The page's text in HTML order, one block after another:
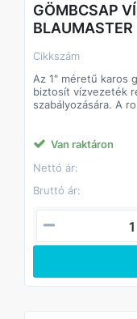
GÖMBCSAP
BLAUMASTER
Cikkszám
Az 1" méretű karos
biztosít vízvezeték
szabályozására. A
A karos
nyitást, illetve
(BB) menetes
beépíthető
Műszaki jellemzők:
• Méret: 1"
• Csatlakozás: BB
• Kivitel: karos
• Anyag: sárgaréz
• Háztartási
• Fűtési és vízellátó
Van raktáron
Nettó ár:
Bruttó ár: